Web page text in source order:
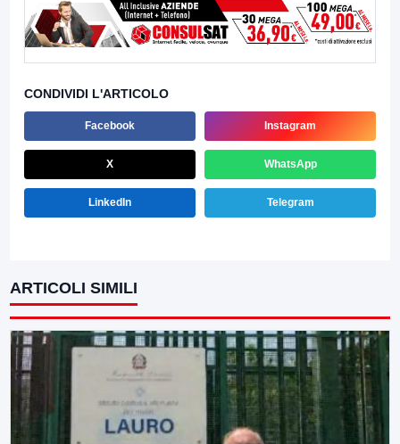
CONDIVIDI L'ARTICOLO
Facebook Instagram
X WhatsApp
LinkedIn Telegram
ARTICOLI SIMILI